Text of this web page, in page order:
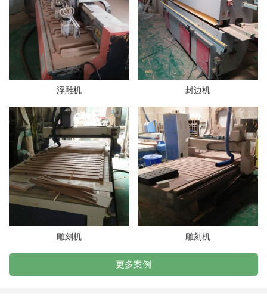
浮雕机 封边机
雕刻机 雕刻机
更多案例